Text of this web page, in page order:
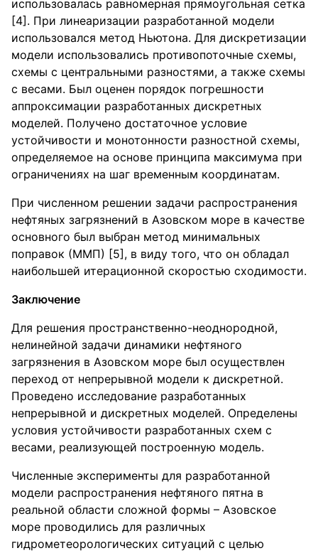
использовалась равномерная прямоугольная сетка
[4]. При линеаризации разработанной модели
использовался метод Ньютона. Для дискретизации
модели использовались противопоточные схемы,
схемы с центральными разностями, а также схемы
с весами. Был оценен порядок погрешности
аппроксимации разработанных дискретных
моделей. Получено достаточное условие
устойчивости и монотонности разностной схемы,
определяемое на основе принципа максимума при
ограничениях на шаг временным координатам.
При численном решении задачи распространения
нефтяных загрязнений в Азовском море в качестве
основного был выбран метод минимальных
поправок (ММП) [5], в виду того, что он обладал
наибольшей итерационной скоростью сходимости.
Заключение
Для решения пространственно-неоднородной,
нелинейной задачи динамики нефтяного
загрязнения в Азовском море был осуществлен
переход от непрерывной модели к дискретной.
Проведено исследование разработанных
непрерывной и дискретных моделей. Определены
условия устойчивости разработанных схем с
весами, реализующей построенную модель.
Численные эксперименты для разработанной
модели распространения нефтяного пятна в
реальной области сложной формы – Азовское
море проводились для различных
гидрометеорологических ситуаций с целью